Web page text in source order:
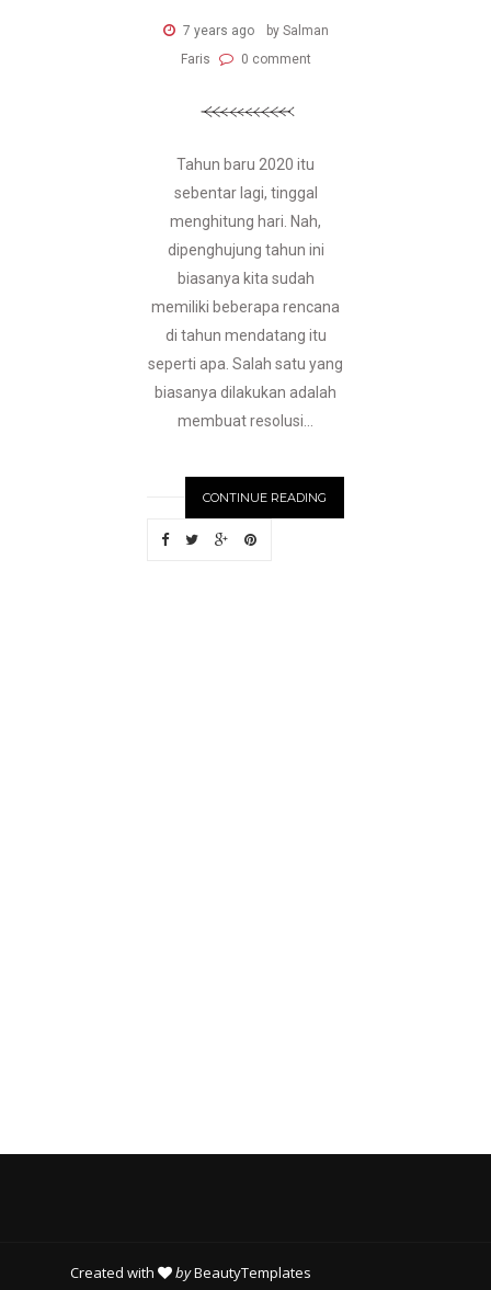
7 years ago
by Salman
Faris
0 comment
Tahun baru 2020 itu
sebentar lagi, tinggal
menghitung hari. Nah,
dipenghujung tahun ini
biasanya kita sudah
memiliki beberapa rencana
di tahun mendatang itu
seperti apa. Salah satu yang
biasanya dilakukan adalah
membuat resolusi...
CONTINUE READING
N
Created with byBeautyTemplates